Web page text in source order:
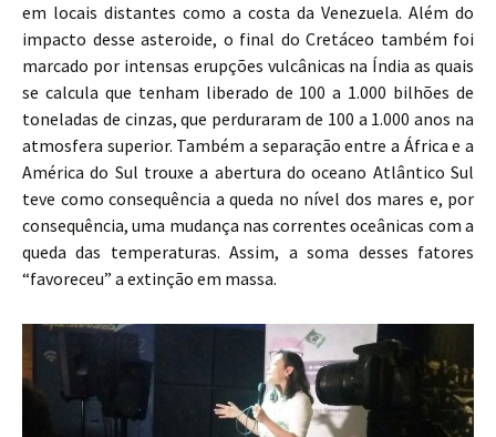
em locais distantes como a costa da Venezuela. Além do
impacto desse asteroide, o final do Cretáceo também foi
marcado por intensas erupções vulcânicas na Índia as quais
se calcula que tenham liberado de 100 a 1.000 bilhões de
toneladas de cinzas, que perduraram de 100 a 1.000 anos na
atmosfera superior. Também a separação entre a África e a
América do Sul trouxe a abertura do oceano Atlântico Sul
teve como consequência a queda no nível dos mares e, por
consequência, uma mudança nas correntes oceânicas com a
queda das temperaturas. Assim, a soma desses fatores
“favoreceu” a extinção em massa.